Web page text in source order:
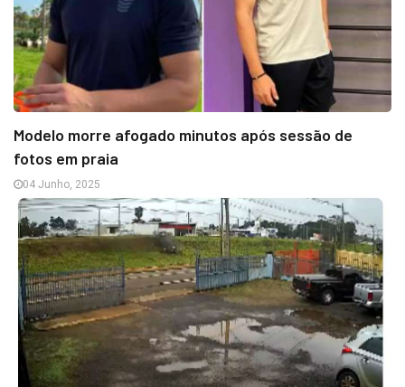
Modelo morre afogado minutos após sessão de
fotos em praia
04 Junho, 2025